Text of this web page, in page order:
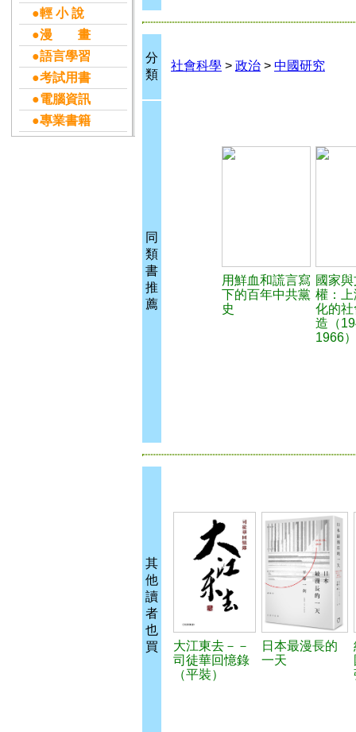
●輕 小 說
●漫 畫
●語言學習
●考試用書
●電腦資訊
●專業書籍
分
類
社會科學 > 政治 > 中國研究
同
類
書
推
薦
用鮮血和謊言寫
下的百年中共黨
史
國家
權：
化的
造（
1966）
其
他
讀
者
也
買
大江東去－－
司徒華回憶錄
（平裝）
日本最漫長的
一天